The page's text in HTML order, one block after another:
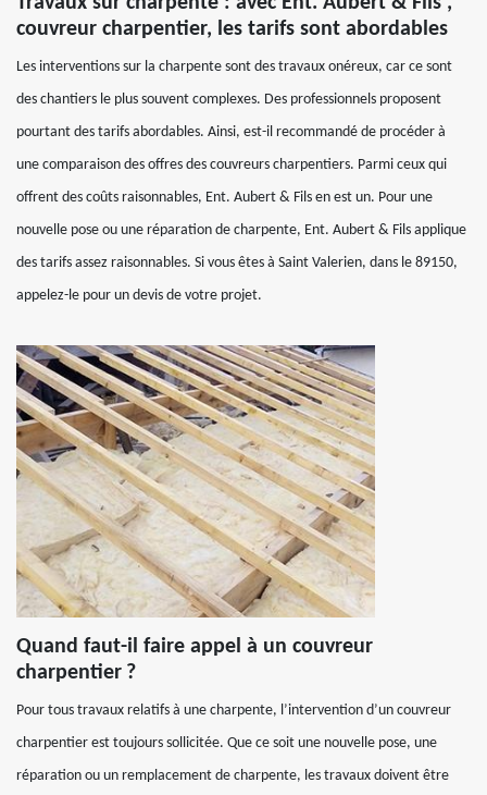
couvreur charpentier, les tarifs sont abordables
Les interventions sur la charpente sont des travaux onéreux, car ce sont
des chantiers le plus souvent complexes. Des professionnels proposent
pourtant des tarifs abordables. Ainsi, est-il recommandé de procéder à
une comparaison des offres des couvreurs charpentiers. Parmi ceux qui
offrent des coûts raisonnables, Ent. Aubert & Fils en est un. Pour une
nouvelle pose ou une réparation de charpente, Ent. Aubert & Fils applique
des tarifs assez raisonnables. Si vous êtes à Saint Valerien, dans le 89150,
appelez-le pour un devis de votre projet.
Quand faut-il faire appel à un couvreur
charpentier ?
Pour tous travaux relatifs à une charpente, l’intervention d’un couvreur
charpentier est toujours sollicitée. Que ce soit une nouvelle pose, une
réparation ou un remplacement de charpente, les travaux doivent être